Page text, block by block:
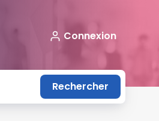
Connexion
Rechercher